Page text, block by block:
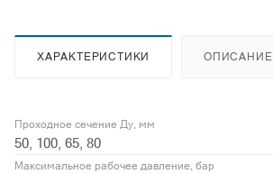
ХАРАКТЕРИСТИКИ ОПИСАНИЕ
Проходное сечение Ду, мм
50, 100, 65, 80
Максимальное рабочее давление, бар